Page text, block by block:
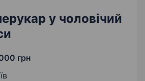
у чоловічий
грн